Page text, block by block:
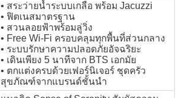
• สระว่ายน้ำระบบเกลือ พร้อม Jacuzzi
• ฟิตเนสมาตรฐาน
• สวนลอยฟ้าพร้อมลู่วิ่ง
• Free Wi-Fi ครอบคลุมทุกพื้นที่ส่วนกลาง
• ระบบรักษาความปลอดภัยอัจฉริยะ
• เดินเพียง 5 นาทีจาก BTS เอกมัย
• ตกแต่งครบด้วยเฟอร์นิเจอร์ ชุดครัว
สุขภัณฑ์จากแบรนด์ชั้นนำ